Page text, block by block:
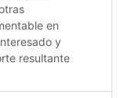
en
y
resultante